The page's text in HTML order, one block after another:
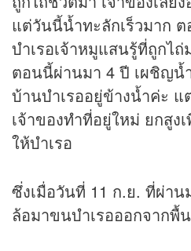
แต่วันนี้น้ำทะลักเร็วมาก
บำเรอเจ้าหมูแสนรู้ที่ถูกไถ่
ตอนนี้ผ่านมา 4 ปี เผชิญน้
บ้านบำเรออยู่ข้างน้ำค่ะ
เจ้าของทำที่อยู่ใหม่ ยกสูง
ให้บำเรอ
ซึ่งเมื่อวันที่ 11 ก.ย. ที่ผ่า
ล้อมาขนบำเรอออกจากพื้